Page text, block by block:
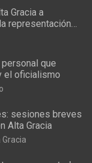
Gracia a
representación
que
el oficialismo
sesiones breves
Alta Gracia